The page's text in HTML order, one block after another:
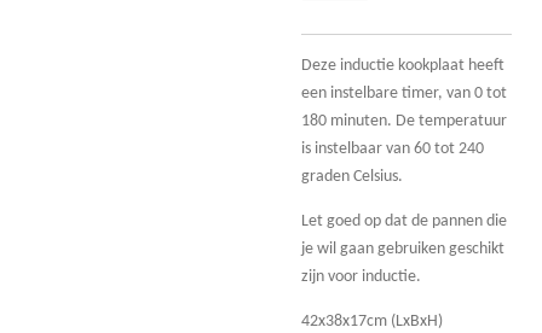
Deze inductie kookplaat heeft
een instelbare timer, van 0 tot
180 minuten. De temperatuur
is instelbaar van 60 tot 240
graden Celsius.
Let goed op dat de pannen die
je wil gaan gebruiken geschikt
zijn voor inductie.
42x38x17cm (LxBxH)